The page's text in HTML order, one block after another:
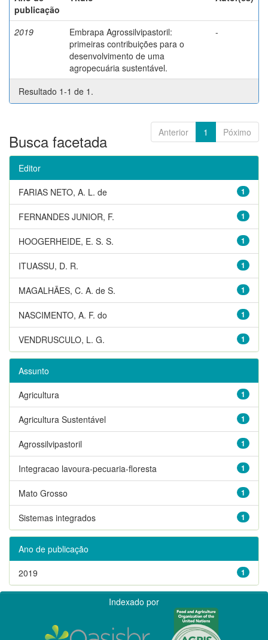
publicação
2019
Embrapa Agrossilvipastoril:
primeiras contribuições para o
desenvolvimento de uma
agropecuária sustentável.
-
Resultado 1-1 de 1.
Anterior 1 Póximo
Busca facetada
Editor
1
FARIAS NETO, A. L. de
1
FERNANDES JUNIOR, F.
1
HOOGERHEIDE, E. S. S.
1
ITUASSU, D. R.
1
MAGALHÃES, C. A. de S.
1
NASCIMENTO, A. F. do
1
VENDRUSCULO, L. G.
Assunto
1
Agricultura
1
Agricultura Sustentável
1
Agrossilvipastoril
1
Integracao lavoura-pecuaria-floresta
1
Mato Grosso
1
Sistemas integrados
Ano de publicação
1
2019
Indexado por